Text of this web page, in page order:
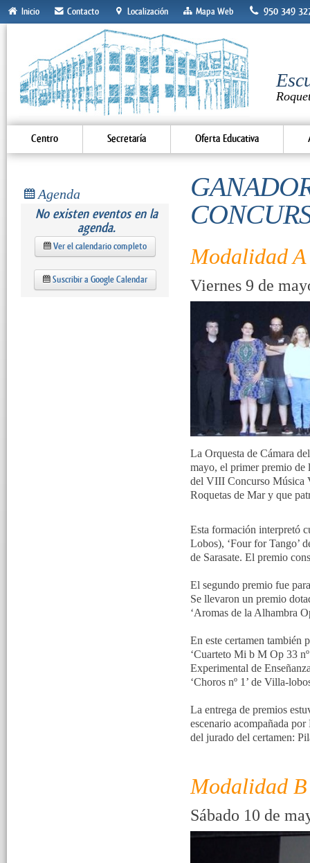
Inicio Contacto Localización Mapa Web 950 349
Centro Secretaría Oferta Educativa
Modalidad A
Viernes 9 de
La Orquesta de Cámara
mayo, el primer premio de
del VIII Concurso Música
Roquetas de Mar y que
Esta formación interpretó
Lobos), ‘Four for Tango’
de Sarasate. El premio
El segundo premio fue
Se llevaron un premio
‘Aromas de la Alhambra
En este certamen también
‘Cuarteto Mi b M Op 33
Experimental de
‘Choros nº 1’ de Villa-
La entrega de premios
escenario acompañada
del jurado del certamen:
Modalidad B
Sábado 10 de
Agenda
No existen eventos en la
agenda.
Ver el calendario completo
Suscribir a Google Calendar